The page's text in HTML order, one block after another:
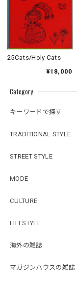
Category
キーワードで探す
TRADITIONAL STYLE
STREET STYLE
MODE
CULTURE
LIFESTYLE
海外の雑誌
マガジンハウスの雑誌
25Cats/Holy Cats
¥18,000